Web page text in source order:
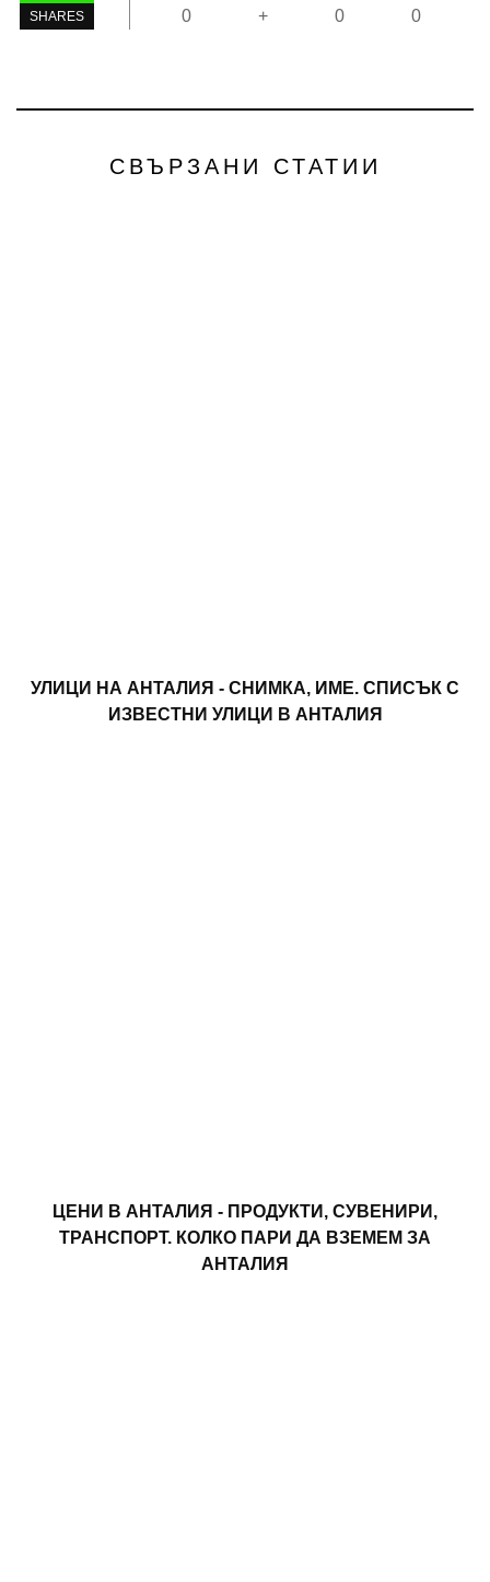
SHARES 0 + 0 0
СВЪРЗАНИ СТАТИИ
УЛИЦИ НА АНТАЛИЯ - СНИМКА, ИМЕ. СПИСЪК С
ИЗВЕСТНИ УЛИЦИ В АНТАЛИЯ
ЦЕНИ В АНТАЛИЯ - ПРОДУКТИ, СУВЕНИРИ,
ТРАНСПОРТ. КОЛКО ПАРИ ДА ВЗЕМЕМ ЗА
АНТАЛИЯ